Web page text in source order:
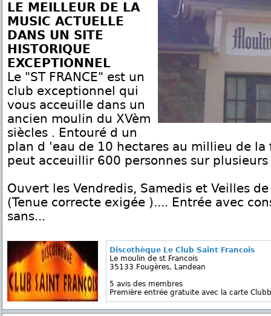
LE MEILLEUR DE LA
MUSIC ACTUELLE
DANS UN SITE
HISTORIQUE
EXCEPTIONNEL
Le "ST FRANCE" est un
club exceptionnel qui
vous acceuille dans un
ancien moulin du XVèm
siècles . Entouré d un
plan d 'eau de 10 hectares au millieu de la
peut acceuillir 600 personnes sur plusieurs
Ouvert les Vendredis, Samedis et Veilles
(Tenue correcte exigée ).... Entrée avec
sans...
Discothèque Le Club Saint Francois
Le moulin de st Francois
35133 Fougères, Landean
5 avis des membres
Première entrée gratuite avec la carte